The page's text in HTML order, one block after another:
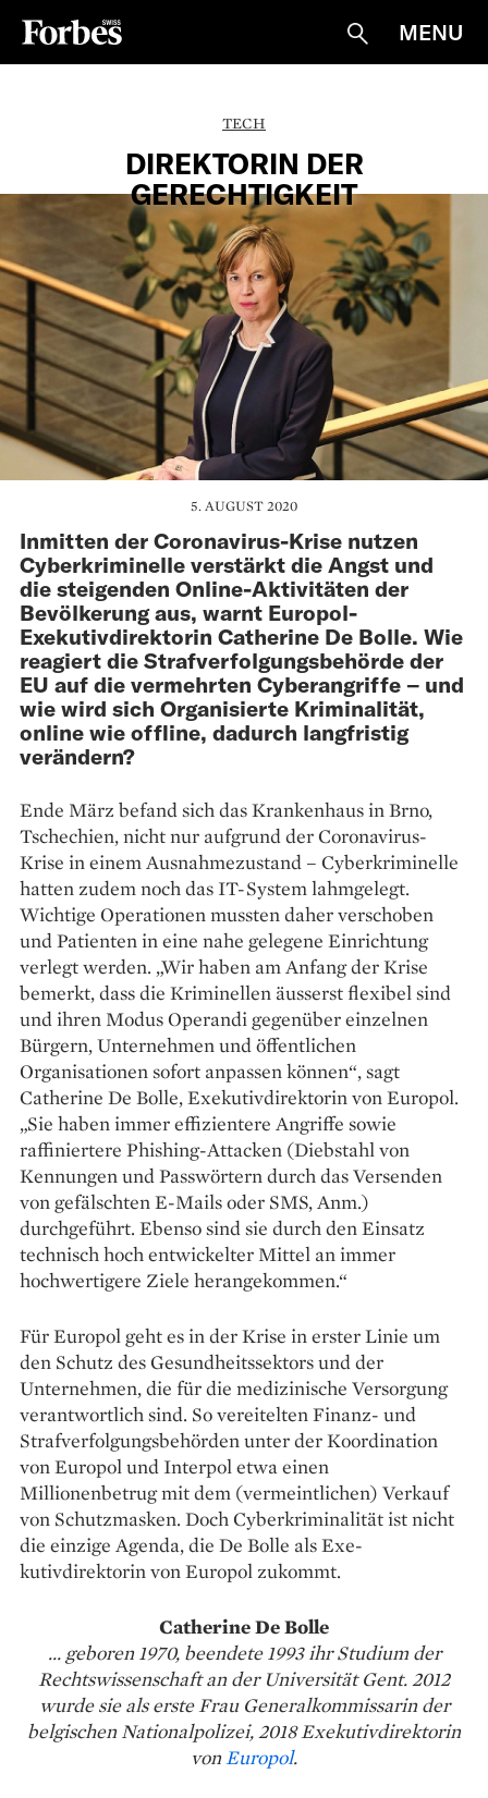
Suche
MENU
TECH
DIREKTORIN DER
GERECHTIGKEIT
5. AUGUST 2020
Inmitten der Coronavirus-Krise nutzen
Cyberkrimi­nelle verstärkt die Angst und
die steigenden ­Online-Aktivitäten der
Bevölkerung aus, warnt Europol-
Exekutivdirektorin Catherine De Bolle. Wie
reagiert die Strafverfolgungsbehörde der
EU auf die vermehrten Cyberangriffe – und
wie wird sich Organisierte Kriminalität,
online wie offline, dadurch langfristig
verändern?
Ende März befand sich das Krankenhaus in Brno,
Tschechien, nicht nur aufgrund der Coronavirus-
Krise in einem Ausnahmezustand – Cyber­kriminelle
hatten zudem noch das IT-System lahmgelegt.
Wichtige Operationen mussten daher verschoben
und Patienten in eine nahe gelegene Einrichtung
verlegt werden. „Wir haben am Anfang der Krise
bemerkt, dass die Kriminellen äusserst flexibel sind
und ihren Modus Operandi gegenüber einzelnen
Bürgern, Unternehmen und öffentlichen
Organisationen sofort anpassen können“, sagt
Catherine De Bolle, ­Exekutivdirektorin von Europol.
„Sie haben immer effizientere Angriffe sowie
raffiniertere Phishing-Attacken (Diebstahl von
Kennungen und Passwörtern durch das Versenden
von gefälschten E-Mails oder SMS, Anm.)
durchgeführt. Ebenso sind sie durch den Einsatz
technisch hoch entwickelter Mittel an immer
hochwertigere Ziele herangekommen.“
Für Europol geht es in der Krise in erster Linie um
den Schutz des Gesundheitssektors und der
Unternehmen, die für die medizinische Versorgung
verantwortlich sind. So vereitelten Finanz- und
Strafverfolgungsbehörden unter der Koordination
von Europol und Interpol etwa einen
Millionenbetrug mit dem (vermeintlichen) Verkauf
von ­Schutzmasken. Doch Cyberkriminalität ist nicht
die einzige Agenda, die De Bolle als ­Exe­
kutivdirektorin von Europol zukommt.
Catherine De Bolle
... geboren 1970, beendete 1993 ihr Studium der
Rechts­wissenschaft an der Universität Gent. 2012
wurde sie als erste Frau Generalkommissarin der
belgischen Nationalpolizei, 2018 Exekutivdirektorin
vonEuropol.